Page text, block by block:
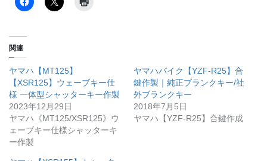
関連
ヤマハ【MT125】
【XSR125】ウェーブキー仕
様 一体型シャッターキー作製
2023年12月29日
ヤマハ《MT125/XSR125》ウ
ェーブキー仕様シャッターキ
ー作製
ヤマハバイク【YZF-R25】合
鍵作製｜純正ブランクキー/社
外ブランクキー
2018年7月5日
ヤマハ【YZF-R25】合鍵作成